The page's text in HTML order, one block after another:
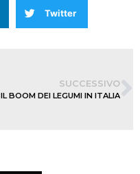
Twitter
SUCCESSIVO
IL BOOM DEI LEGUMI IN ITALIA